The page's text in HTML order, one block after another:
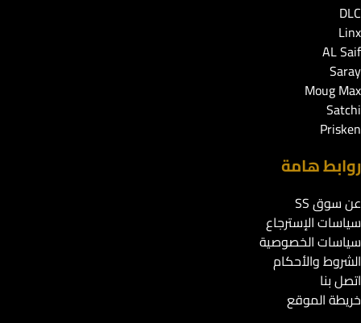
DLC
Linx
AL Saif
Saray
Moug Max
Satchi
Prisken
روابط هامة
عن سوق SS
سياسات الإسترجاع
سياسات الخصوصية
الشروط والأحكام
اتصل بنا
خريطة الموقع